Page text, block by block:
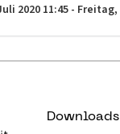
2020 11:45 - Freitag,
Downloads